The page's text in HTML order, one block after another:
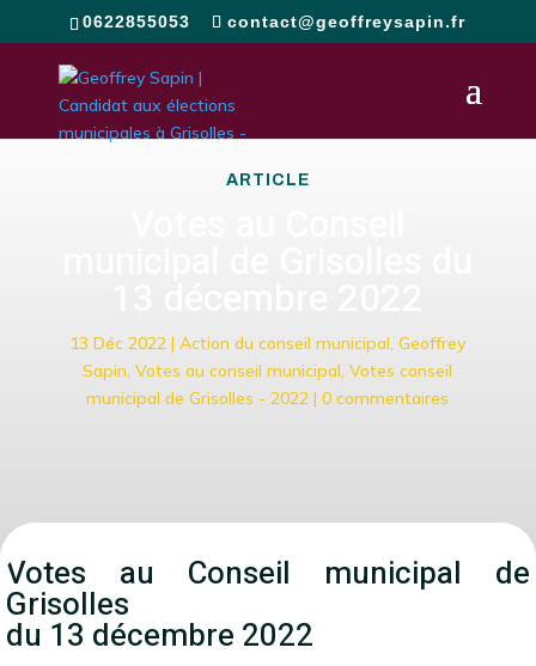
0622855053 contact@geoffreysapin.fr
ARTICLE
13 Déc 2022 |Action du conseil municipal,Geoffrey
Sapin,Votes au conseil municipal,Votes conseil
municipal de Grisolles - 2022 |0 commentaires
Votes au Conseil municipal de
Grisolles
du 13 décembre 2022